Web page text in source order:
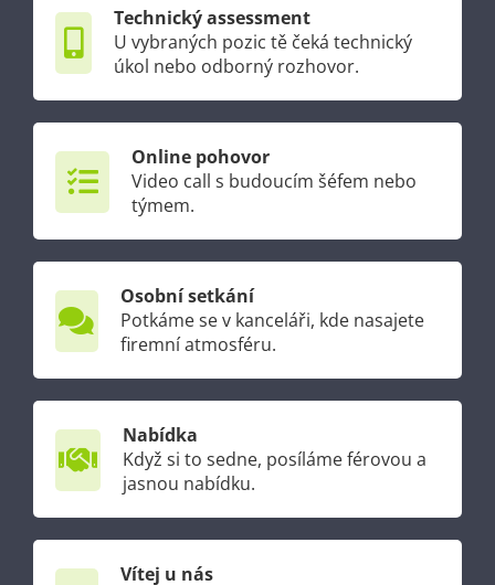
Technický assessment
U vybraných pozic tě čeká technický
úkol nebo odborný rozhovor.
Online pohovor
Video call s budoucím šéfem nebo
týmem.
Osobní setkání
Potkáme se v kanceláři, kde nasajete
firemní atmosféru.
Nabídka
Když si to sedne, posíláme férovou a
jasnou nabídku.
Vítej u nás